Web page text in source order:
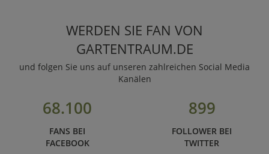
WERDEN SIE FAN VON
GARTENTRAUM.DE
und folgen Sie uns auf unseren zahlreichen Social Media
Kanälen
68.100
FANS BEI
FACEBOOK
899
FOLLOWER BEI
TWITTER